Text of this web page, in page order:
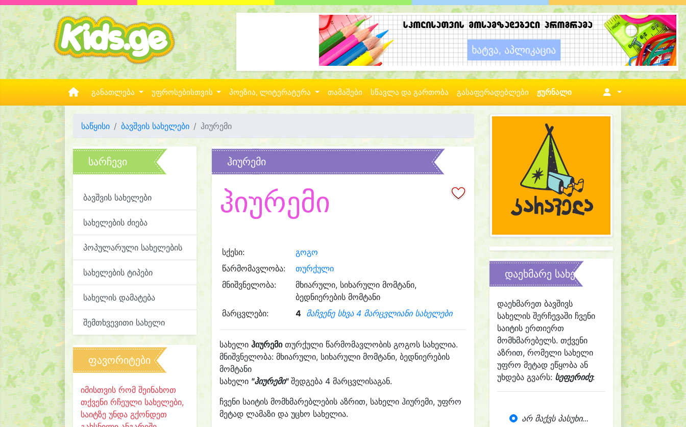
განათლება უფროსებისთვის პოეზია, ლიტერატურა თამაშები სწავლა და გართობა გასაფერადებლები ჟურნალი
საწყისი ბავშვის სახელები ჰიურემი
სარჩევი
ბავშვის სახელები
სახელების ძიება
პოპულარული სახელების
სახელების ტიპები
სახელის დამატება
შემთხვევითი სახელი
ფავორიტები
იმისთვის რომ შეინახოთ
თქვენი რჩეული სახელები,
საიტზე უნდა გქონდეთ
ჰიურემი
ჰიურემი
სქესი:
გოგო
წარმომავლობა:
თურქული
მნიშვნელობა:
მხიარული, სიხარული მომტანი,
ბედნიერების მომტანი
მარცვლები:
4 მაჩვენე სხვა 4 მარცვლიანი სახელები
სახელი ჰიურემითურქული წარმომავლობის გოგოს სახელია.
მნიშვნელობა: მხიარული, სიხარული მომტანი, ბედნიერების
მომტანი
სახელი "ჰიურემი"შედგება 4 მარცვლისაგან.
ჩვენი საიტის მომხმარებლების აზრით, სახელი ჰიურემი, უფრო
მეტად ლამაზი და უცხო სახელია.
დაეხმარე სახელის შერჩევაში
დაეხმარეთ ბავშივს
სახელის შერჩევაში ჩვენი
საიტის ერთიერთ
მომხმარებელს. თქვენი
აზრით, რომელი სახელი
უფრო მეტად ეწყობა ან
უხდება გვარს: სეფერიძე:
არ მაქვს პასუხი...